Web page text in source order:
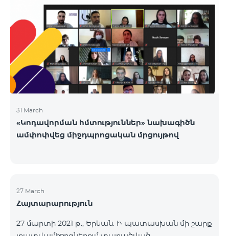
մասնաճյուղը, որը աշխատում է
շուրջօրյա։Ընկերության այլ վաճառքի և
սպասարկման գրասենյակները ապրիլի 24-ին
փակ են լինելու։
31 March
«Կոդավորման հմտություններ» նախագիծն
ամփոփվեց միջդպրոցական մրցույթով
27 March
Հայտարարություն
27 մարտի 2021 թ., Երևան. Ի պատասխան մի շարք